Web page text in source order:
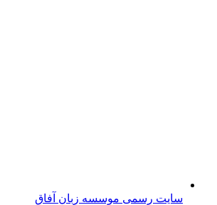
سایت رسمی موسسه زبان آفاق